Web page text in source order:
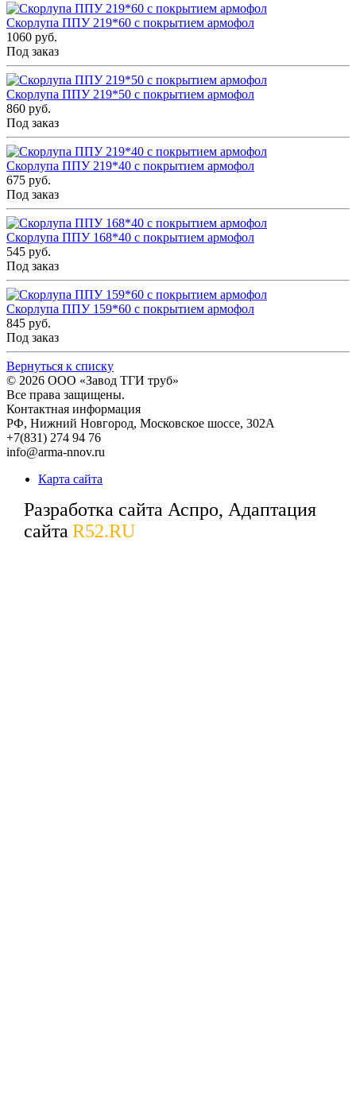
Скорлупа ППУ 219*60 с покрытием армофол
1060 руб.
Под заказ
Скорлупа ППУ 219*50 с покрытием армофол
860 руб.
Под заказ
Скорлупа ППУ 219*40 с покрытием армофол
675 руб.
Под заказ
Скорлупа ППУ 168*40 с покрытием армофол
545 руб.
Под заказ
Скорлупа ППУ 159*60 с покрытием армофол
845 руб.
Под заказ
Вернуться к списку
© 2026 ООО «Завод ТГИ труб»
Все права защищены.
Контактная информация
РФ, Нижний Новгород, Московское шоссе, 302А
+7(831) 274 94 76
info@arma-nnov.ru
Карта сайта
Разработка сайта Аспро, Адаптация
сайта R52.RU